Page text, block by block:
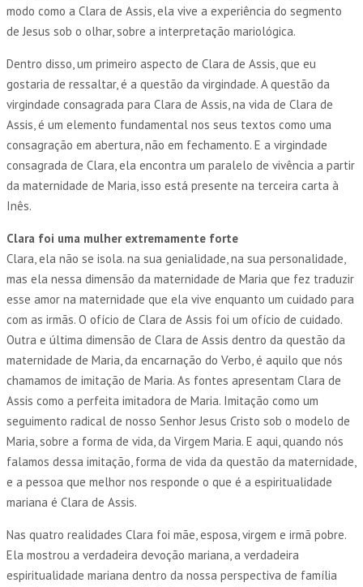
modo como a Clara de Assis, ela vive a experiência do segmento
de Jesus sob o olhar, sobre a interpretação mariológica.
Dentro disso, um primeiro aspecto de Clara de Assis, que eu
gostaria de ressaltar, é a questão da virgindade. A questão da
virgindade consagrada para Clara de Assis, na vida de Clara de
Assis, é um elemento fundamental nos seus textos como uma
consagração em abertura, não em fechamento. E a virgindade
consagrada de Clara, ela encontra um paralelo de vivência a partir
da maternidade de Maria, isso está presente na terceira carta à
Inês.
Clara foi uma mulher extremamente forte
Clara, ela não se isola. na sua genialidade, na sua personalidade,
mas ela nessa dimensão da maternidade de Maria que fez traduzir
esse amor na maternidade que ela vive enquanto um cuidado para
com as irmãs. O ofício de Clara de Assis foi um ofício de cuidado.
Outra e última dimensão de Clara de Assis dentro da questão da
maternidade de Maria, da encarnação do Verbo, é aquilo que nós
chamamos de imitação de Maria. As fontes apresentam Clara de
Assis como a perfeita imitadora de Maria. Imitação como um
seguimento radical de nosso Senhor Jesus Cristo sob o modelo de
Maria, sobre a forma de vida, da Virgem Maria. E aqui, quando nós
falamos dessa imitação, forma de vida da questão da maternidade,
e a pessoa que melhor nos responde o que é a espiritualidade
mariana é Clara de Assis.
Nas quatro realidades Clara foi mãe, esposa, virgem e irmã pobre.
Ela mostrou a verdadeira devoção mariana, a verdadeira
espiritualidade mariana dentro da nossa perspectiva de família